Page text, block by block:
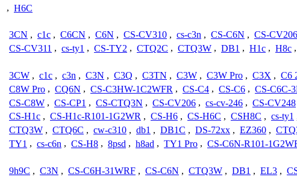
, H6C
3CN , c1c , C6CN , C6N , CS-CV310 , cs-c3n , CS-C6N , CS-CV206
CS-CV311 , cs-ty1 , CS-TY2 , CTQ2C , CTQ3W , DB1 , H1c , H8c ,
3CW , c1c , c3n , C3N , C3Q , C3TN , C3W , C3W Pro , C3X , C6
C8W Pro , CQ6N , CS-C3HW-1C2WFR , CS-C4 , CS-C6 , CS-C6C-
CS-C8W , CS-CP1 , CS-CTQ3N , CS-CV206 , cs-cv-246 , CS-CV248
CS-H1c , CS-H1c-R101-1G2WR , CS-H6 , CS-H6C , CSH8C , cs-ty1
CTQ3W , CTQ6C , cw-c310 , db1 , DB1C , DS-72xx , EZ360 ,
TY1 , cs-c6n , CS-H8 , 8psd , h8ad , TY1 Pro , CS-C6N-R101-
9h9C , C3N , CS-C6H-31WRF , CS-C6N , CTQ3W , DB1 , EL3 ,